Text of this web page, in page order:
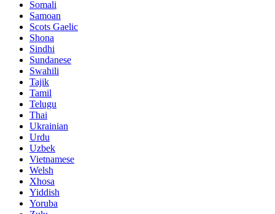
Somali
Samoan
Scots Gaelic
Shona
Sindhi
Sundanese
Swahili
Tajik
Tamil
Telugu
Thai
Ukrainian
Urdu
Uzbek
Vietnamese
Welsh
Xhosa
Yiddish
Yoruba